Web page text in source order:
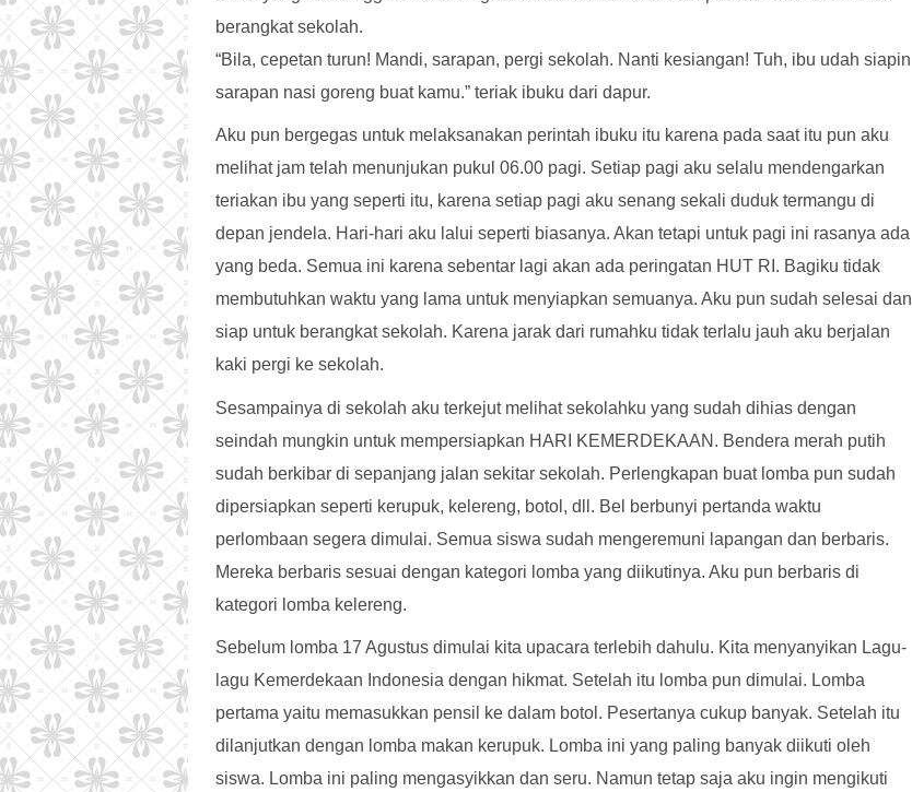
berangkat sekolah.
“Bila, cepetan turun! Mandi, sarapan, pergi sekolah. Nanti kesiangan! Tuh, ibu udah siapin
sarapan nasi goreng buat kamu.” teriak ibuku dari dapur.
Aku pun bergegas untuk melaksanakan perintah ibuku itu karena pada saat itu pun aku
melihat jam telah menunjukan pukul 06.00 pagi. Setiap pagi aku selalu mendengarkan
teriakan ibu yang seperti itu, karena setiap pagi aku senang sekali duduk termangu di
depan jendela. Hari-hari aku lalui seperti biasanya. Akan tetapi untuk pagi ini rasanya ada
yang beda. Semua ini karena sebentar lagi akan ada peringatan HUT RI. Bagiku tidak
membutuhkan waktu yang lama untuk menyiapkan semuanya. Aku pun sudah selesai dan
siap untuk berangkat sekolah. Karena jarak dari rumahku tidak terlalu jauh aku berjalan
kaki pergi ke sekolah.
Sesampainya di sekolah aku terkejut melihat sekolahku yang sudah dihias dengan
seindah mungkin untuk mempersiapkan HARI KEMERDEKAAN. Bendera merah putih
sudah berkibar di sepanjang jalan sekitar sekolah. Perlengkapan buat lomba pun sudah
dipersiapkan seperti kerupuk, kelereng, botol, dll. Bel berbunyi pertanda waktu
perlombaan segera dimulai. Semua siswa sudah mengeremuni lapangan dan berbaris.
Mereka berbaris sesuai dengan kategori lomba yang diikutinya. Aku pun berbaris di
kategori lomba kelereng.
Sebelum lomba 17 Agustus dimulai kita upacara terlebih dahulu. Kita menyanyikan Lagu-
lagu Kemerdekaan Indonesia dengan hikmat. Setelah itu lomba pun dimulai. Lomba
pertama yaitu memasukkan pensil ke dalam botol. Pesertanya cukup banyak. Setelah itu
dilanjutkan dengan lomba makan kerupuk. Lomba ini yang paling banyak diikuti oleh
siswa. Lomba ini paling mengasyikkan dan seru. Namun tetap saja aku ingin mengikuti